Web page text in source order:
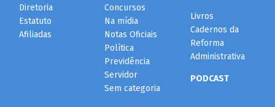
Diretoria
Estatuto
Afiliadas
Concursos
Na mídia
Notas Oficiais
Política
Previdência
Servidor
Sem categoria
Livros
Cadernos da
Reforma
Administrativa
PODCAST